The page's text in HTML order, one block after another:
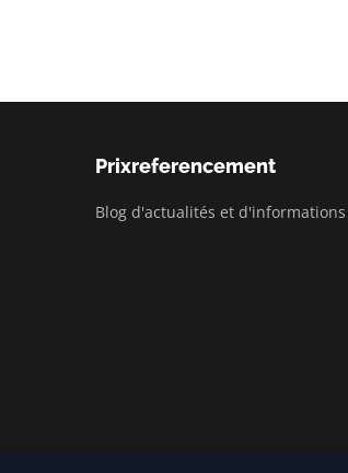
Prixreferencement
Blog d'actualités et d'informations